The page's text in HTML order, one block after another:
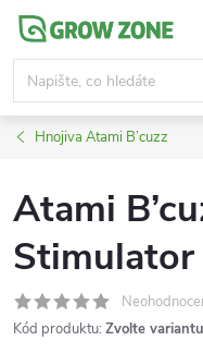
Přejít
obsah
Hnojiva Atami B’cuzz
Atami
Stimulator
Kód produktu: Zvolte variantu